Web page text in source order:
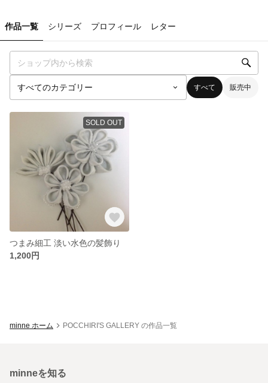
作品一覧 シリーズ プロフィール レター
すべて 販売中
SOLD OUT
つまみ細工 淡い水色の髪飾り
1,200円
minne ホーム POCCHIRI'S GALLERY の作品一覧
minneを知る